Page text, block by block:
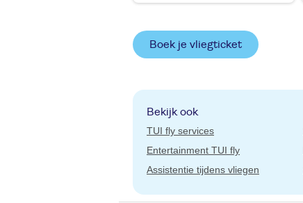
Boek je vliegticket
Bekijk ook
TUI fly services
Entertainment TUI fly
Assistentie tijdens vliegen